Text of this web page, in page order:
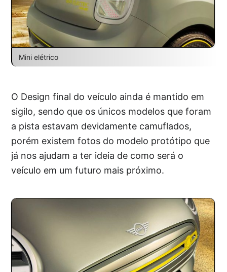
Mini elétrico
O Design final do veículo ainda é mantido em
sigilo, sendo que os únicos modelos que foram
a pista estavam devidamente camuflados,
porém existem fotos do modelo protótipo que
já nos ajudam a ter ideia de como será o
veículo em um futuro mais próximo.